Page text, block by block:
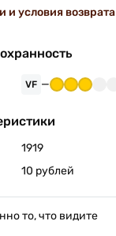
и условия возврата
VF —
1919
10 рублей
то, что видите